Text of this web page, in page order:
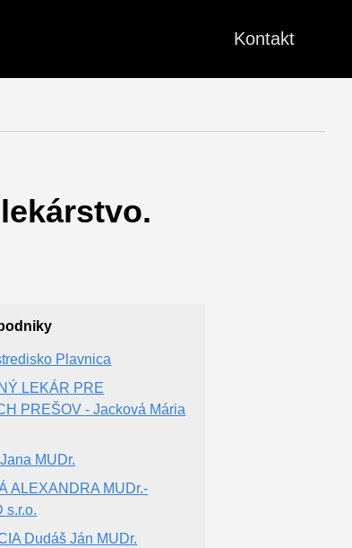
Kontakt
Plavnica
LEKÁR PRE
PREŠOV - Jacková Mária
MUDr.
ALEXANDRA MUDr.-
s.r.o.
Dudáš Ján MUDr.